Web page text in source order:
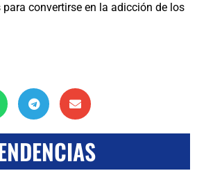
convertirse en la adicción de los